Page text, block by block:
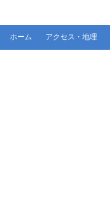
ホーム アクセス・地理